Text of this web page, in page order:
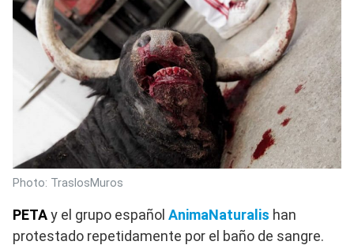
Photo: TraslosMuros
PETAy el grupo español AnimaNaturalis han
protestado repetidamente por el baño de sangre.